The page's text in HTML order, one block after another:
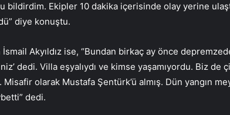
bildirdim. Ekipler 10 dakika içerisinde olay yerine
diye konuştu.
Akyıldız ise, “Bundan birkaç ay önce
dedi. Villa eşyalıydı ve kimse yaşamıyordu. Biz de
olarak Mustafa Şentürk’ü almış. Dün yangın
dedi.